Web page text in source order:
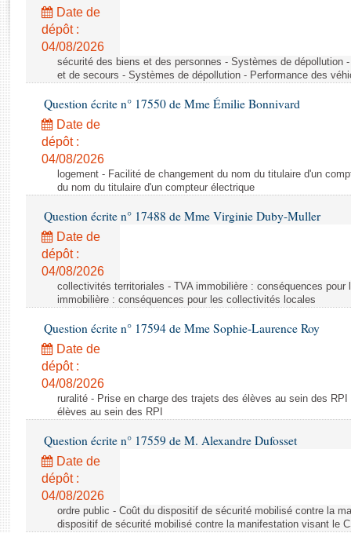
Rapports législatifs
Rapports sur l'application des lois
Baromètre de l’application des lois
Dossiers législatifs
Budget et sécurité sociale
Questions écrites et orales
Comptes rendus des débats
Date de
dépôt :
04/08/2026
sécurité des biens et des personnes - Systèmes de dépollution
et de secours - Systèmes de dépollution - Performance des
Question écrite n° 17550 de Mme Émilie Bonnivard
Date de
dépôt :
04/08/2026
logement - Facilité de changement du nom du titulaire d'un
du nom du titulaire d'un compteur électrique
Question écrite n° 17488 de Mme Virginie Duby-Muller
Date de
dépôt :
04/08/2026
collectivités territoriales - TVA immobilière : conséquences
immobilière : conséquences pour les collectivités locales
Question écrite n° 17594 de Mme Sophie-Laurence Roy
Date de
dépôt :
04/08/2026
ruralité - Prise en charge des trajets des élèves au sein des
élèves au sein des RPI
Question écrite n° 17559 de M. Alexandre Dufosset
Date de
dépôt :
04/08/2026
ordre public - Coût du dispositif de sécurité mobilisé contre la
dispositif de sécurité mobilisé contre la manifestation visant le